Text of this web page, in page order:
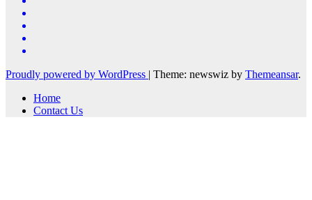
Proudly powered by WordPress | Theme: newswiz by Themeansar.
Home
Contact Us